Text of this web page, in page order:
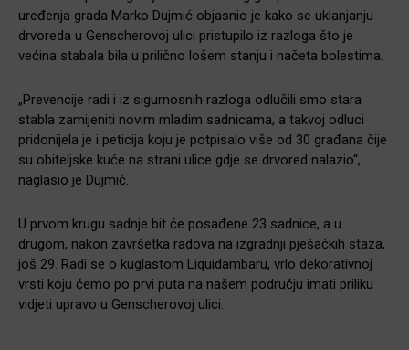
uređenja grada Marko Dujmić objasnio je kako se uklanjanju
drvoreda u Genscherovoj ulici pristupilo iz razloga što je
većina stabala bila u prilično lošem stanju i načeta bolestima.
„Prevencije radi i iz sigurnosnih razloga odlučili smo stara
stabla zamijeniti novim mladim sadnicama, a takvoj odluci
pridonijela je i peticija koju je potpisalo više od 30 građana čije
su obiteljske kuće na strani ulice gdje se drvored nalazio“,
naglasio je Dujmić.
U prvom krugu sadnje bit će posađene 23 sadnice, a u
drugom, nakon završetka radova na izgradnji pješačkih staza,
još 29. Radi se o kuglastom Liquidambaru, vrlo dekorativnoj
vrsti koju ćemo po prvi puta na našem području imati priliku
vidjeti upravo u Genscherovoj ulici.